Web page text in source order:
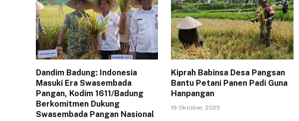
Dandim Badung: Indonesia
Masuki Era Swasembada
Pangan, Kodim 1611/Badung
Berkomitmen Dukung
Swasembada Pangan Nasional
Kiprah Babinsa Desa Pangsan
Bantu Petani Panen Padi Guna
Hanpangan
19 Oktober, 2025